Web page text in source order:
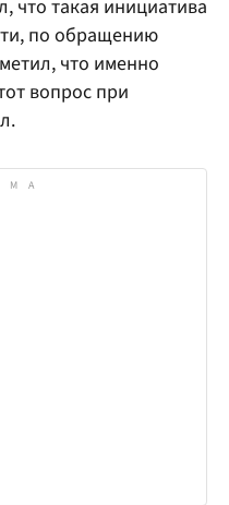
что такая инициатива
по обращению
что именно
вопрос при